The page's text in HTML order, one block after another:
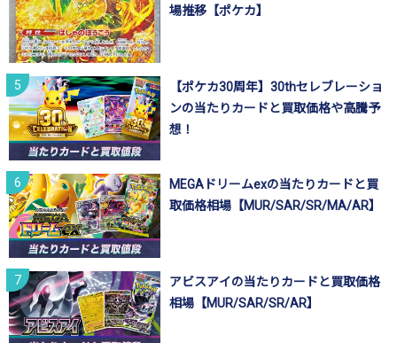
場推移【ポケカ】
【ポケカ30周年】30thセレブレーショ
ンの当たりカードと買取価格や高騰予
想！
MEGAドリームexの当たりカードと買
取価格相場【MUR/SAR/SR/MA/AR】
アビスアイの当たりカードと買取価格
相場【MUR/SAR/SR/AR】